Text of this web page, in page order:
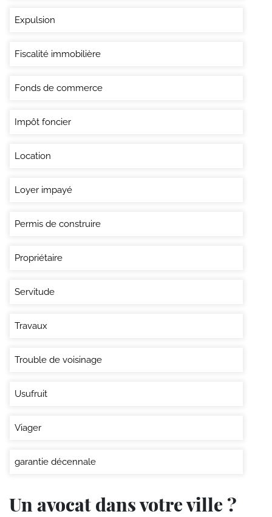
Expulsion
Fiscalité immobilière
Fonds de commerce
Impôt foncier
Location
Loyer impayé
Permis de construire
Propriétaire
Servitude
Travaux
Trouble de voisinage
Usufruit
Viager
garantie décennale
Un avocat dans votre ville ?